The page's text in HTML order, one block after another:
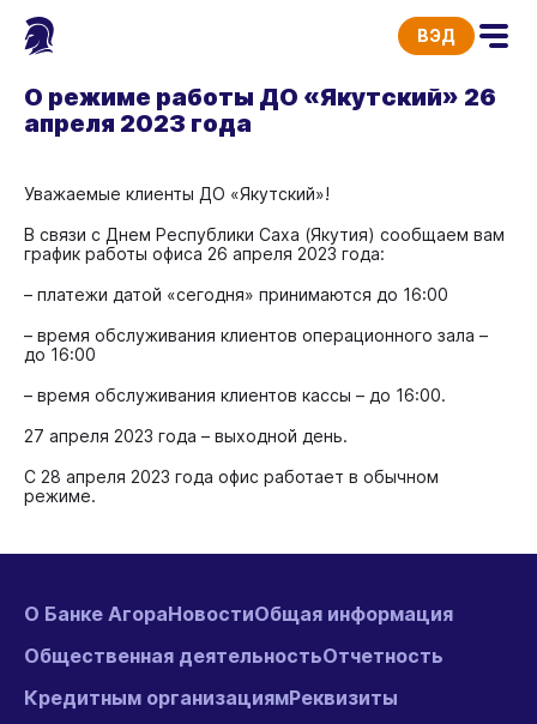
ВЭД
О режиме работы ДО «Якутский» 26
апреля 2023 года
Уважаемые клиенты ДО «Якутский»!
В связи с Днем Республики Саха (Якутия) сообщаем вам
график работы офиса 26 апреля 2023 года:
– платежи датой «сегодня» принимаются до 16:00
– время обслуживания клиентов операционного зала –
до 16:00
– время обслуживания клиентов кассы – до 16:00.
27 апреля 2023 года – выходной день.
С 28 апреля 2023 года офис работает в обычном
режиме.
О Банке АгораНовостиОбщая информация
Общественная деятельностьОтчетность
Кредитным организациямРеквизиты